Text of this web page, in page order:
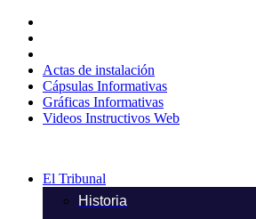
contenido
Actas de instalación
Cápsulas Informativas
Gráficas Informativas
Videos Instructivos Web
El Tribunal
Historia